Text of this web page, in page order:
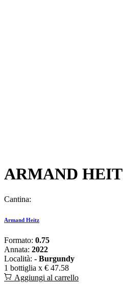
ARMAND
Cantina:
Armand Heitz
Formato: 0.75
Annata: 2022
Località: - Burgundy
1 bottiglia x € 47.58
Aggiungi al carrello